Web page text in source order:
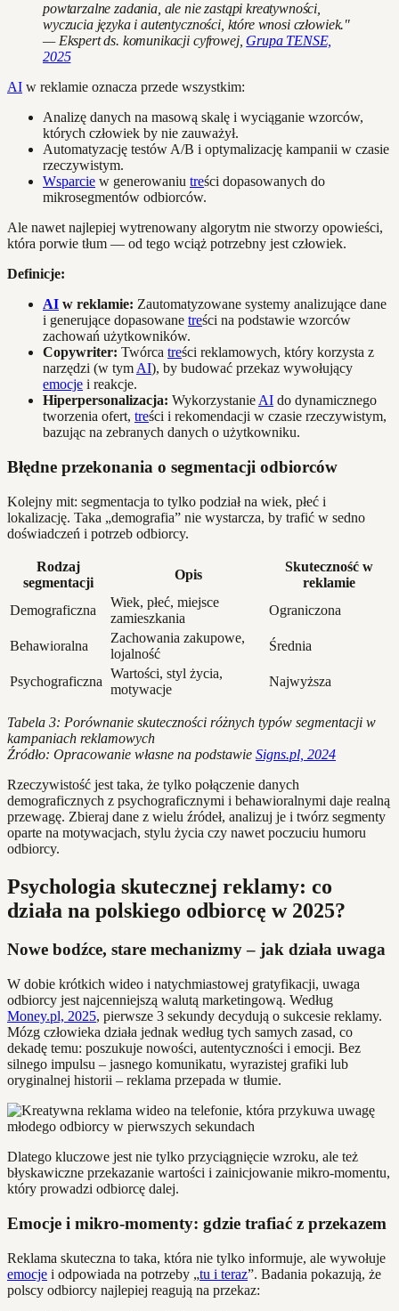
powtarzalne zadania, ale nie zastąpi kreatywności,
wyczucia języka i autentyczności, które wnosi człowiek."
— Ekspert ds. komunikacji cyfrowej, Grupa TENSE,
2025
AI w reklamie oznacza przede wszystkim:
Analizę danych na masową skalę i wyciąganie wzorców,
których człowiek by nie zauważył.
Automatyzację testów A/B i optymalizację kampanii w czasie
rzeczywistym.
Wsparcie w generowaniu treści dopasowanych do
mikrosegmentów odbiorców.
Ale nawet najlepiej wytrenowany algorytm nie stworzy opowieści,
która porwie tłum — od tego wciąż potrzebny jest człowiek.
Definicje:
AI w reklamie: Zautomatyzowane systemy analizujące dane
i generujące dopasowane treści na podstawie wzorców
zachowań użytkowników.
Copywriter: Twórca treści reklamowych, który korzysta z
narzędzi (w tym AI), by budować przekaz wywołujący
emocje i reakcje.
Hiperpersonalizacja: Wykorzystanie AI do dynamicznego
tworzenia ofert, treści i rekomendacji w czasie rzeczywistym,
bazując na zebranych danych o użytkowniku.
Błędne przekonania o segmentacji odbiorców
Kolejny mit: segmentacja to tylko podział na wiek, płeć i
lokalizację. Taka „demografia” nie wystarcza, by trafić w sedno
doświadczeń i potrzeb odbiorcy.
Rodzaj
segmentacji
Opis
Skuteczność w
reklamie
Demograficzna
Wiek, płeć, miejsce
zamieszkania
Ograniczona
Behawioralna
Zachowania zakupowe,
lojalność
Średnia
Psychograficzna
Wartości, styl życia,
motywacje
Najwyższa
Tabela 3: Porównanie skuteczności różnych typów segmentacji w
kampaniach reklamowych
Źródło: Opracowanie własne na podstawie Signs.pl, 2024
Rzeczywistość jest taka, że tylko połączenie danych
demograficznych z psychograficznymi i behawioralnymi daje realną
przewagę. Zbieraj dane z wielu źródeł, analizuj je i twórz segmenty
oparte na motywacjach, stylu życia czy nawet poczuciu humoru
odbiorcy.
Psychologia skutecznej reklamy: co
działa na polskiego odbiorcę w 2025?
Nowe bodźce, stare mechanizmy – jak działa uwaga
W dobie krótkich wideo i natychmiastowej gratyfikacji, uwaga
odbiorcy jest najcenniejszą walutą marketingową. Według
Money.pl, 2025, pierwsze 3 sekundy decydują o sukcesie reklamy.
Mózg człowieka działa jednak według tych samych zasad, co
dekadę temu: poszukuje nowości, autentyczności i emocji. Bez
silnego impulsu – jasnego komunikatu, wyrazistej grafiki lub
oryginalnej historii – reklama przepada w tłumie.
Dlatego kluczowe jest nie tylko przyciągnięcie wzroku, ale też
błyskawiczne przekazanie wartości i zainicjowanie mikro-momentu,
który prowadzi odbiorcę dalej.
Emocje i mikro-momenty: gdzie trafiać z przekazem
Reklama skuteczna to taka, która nie tylko informuje, ale wywołuje
emocje i odpowiada na potrzeby „tu i teraz”. Badania pokazują, że
polscy odbiorcy najlepiej reagują na przekaz: